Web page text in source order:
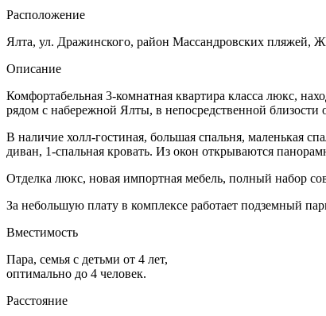
Расположение
Ялта, ул. Дражинского, район Массандровских пляжей,
Описание
Комфортабельная 3-комнатная квартира класса люкс,
рядом с набережной Ялты, в непосредственной близости
В наличие холл-гостиная, большая спальня, маленькая
диван, 1-спальная кровать. Из окон открываются
Отделка люкс, новая импортная мебель, полный набор
За небольшую плату в комплексе работает подземный
Вместимость
Пара, семья с детьми от 4 лет,
оптимально до 4 человек.
Расстояние